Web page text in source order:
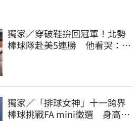
獨家／穿破鞋拚回冠軍！北勢
棒球隊赴美5連勝 他看哭：台
獨家／「排球女神」十一跨界
棒球挑戰FA mini徵選 身高